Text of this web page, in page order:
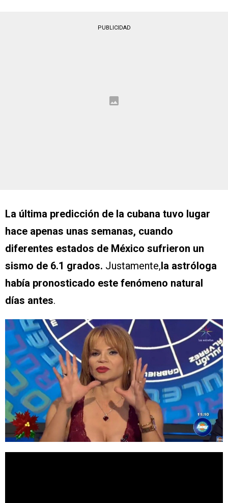
PUBLICIDAD
La última predicción de la cubana tuvo lugar
hace apenas unas semanas, cuando
diferentes estados de México sufrieron un
sismo de 6.1 grados. Justamente, la astróloga
había pronosticado este fenómeno natural
días antes.